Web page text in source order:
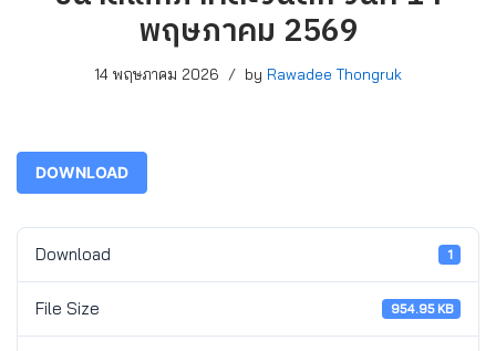
พฤษภาคม 2569
14 พฤษภาคม 2026 by Rawadee Thongruk
DOWNLOAD
Download 1
File Size 954.95 KB